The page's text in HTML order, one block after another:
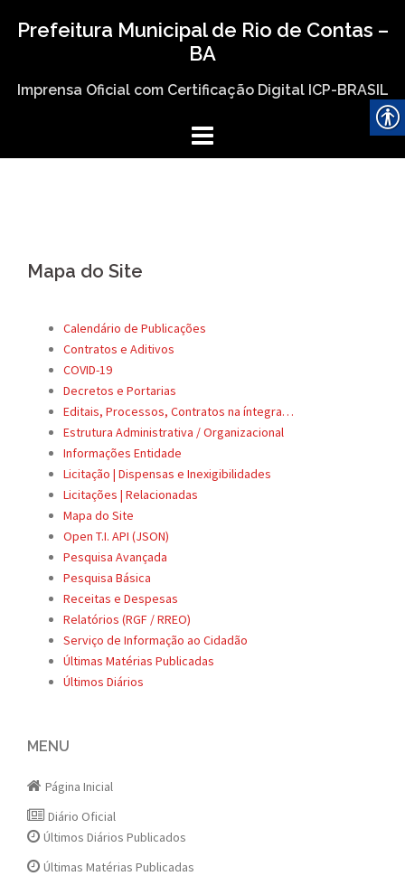
Prefeitura Municipal de Rio de Contas –
BA
Imprensa Oficial com Certificação Digital ICP-BRASIL
Mapa do Site
Calendário de Publicações
Contratos e Aditivos
COVID-19
Decretos e Portarias
Editais, Processos, Contratos na íntegra…
Estrutura Administrativa / Organizacional
Informações Entidade
Licitação | Dispensas e Inexigibilidades
Licitações | Relacionadas
Mapa do Site
Open T.I. API (JSON)
Pesquisa Avançada
Pesquisa Básica
Receitas e Despesas
Relatórios (RGF / RREO)
Serviço de Informação ao Cidadão
Últimas Matérias Publicadas
Últimos Diários
MENU
Página Inicial
Diário Oficial
Últimos Diários Publicados
Últimas Matérias Publicadas